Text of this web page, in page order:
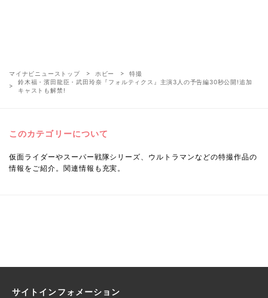
マイナビニューストップ ホビー
特撮
鈴木福・濱田龍臣・武田玲奈『フォルティクス』主演3人の予告編30秒公開!追加
キャストも解禁!
このカテゴリーについて
仮面ライダーやスーパー戦隊シリーズ、ウルトラマンなどの特撮作品の
情報をご紹介。関連情報も充実。
サイトインフォメーション